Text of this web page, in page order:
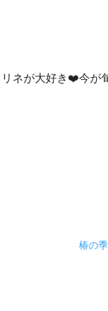
ネが大好き❤️今が
椿の